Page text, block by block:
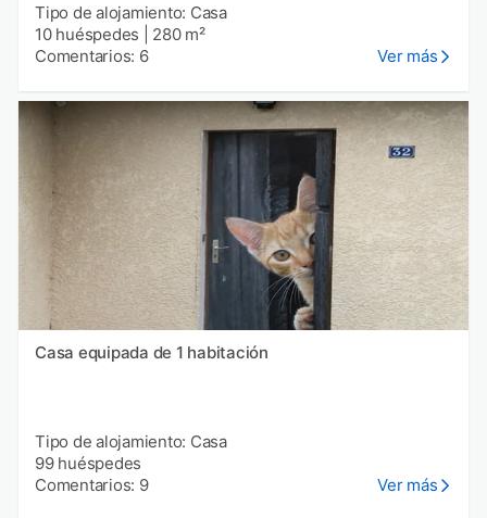
Tipo de alojamiento: Casa
10 huéspedes
280 m²
Comentarios: 6
Ver más
Casa equipada de 1 habitación
Tipo de alojamiento: Casa
99 huéspedes
Comentarios: 9
Ver más